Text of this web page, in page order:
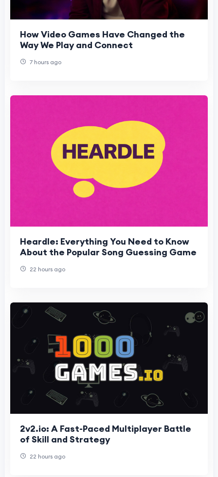
How Video Games Have Changed the
Way We Play and Connect
7 hours ago
Heardle: Everything You Need to Know
About the Popular Song Guessing Game
22 hours ago
2v2.io: A Fast-Paced Multiplayer Battle
of Skill and Strategy
22 hours ago